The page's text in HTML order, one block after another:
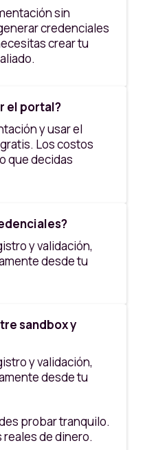
sin
credenciales
crear tu
el portal?
y usar el
Los costos
que decidas
y validación,
desde tu
sandbox y
y validación,
desde tu
probar tranquilo.
reales de dinero.